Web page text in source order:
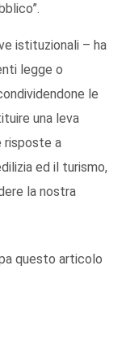
istituzionali – ha
legge o
le
una leva
risposte a
ed il turismo,
la nostra
questo articolo